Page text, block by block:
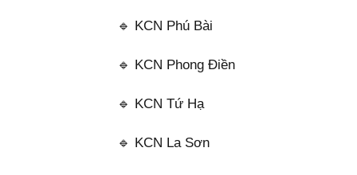
🔹 KCN Phú Bài
🔹 KCN Phong Điền
🔹 KCN Tứ Hạ
🔹 KCN La Sơn